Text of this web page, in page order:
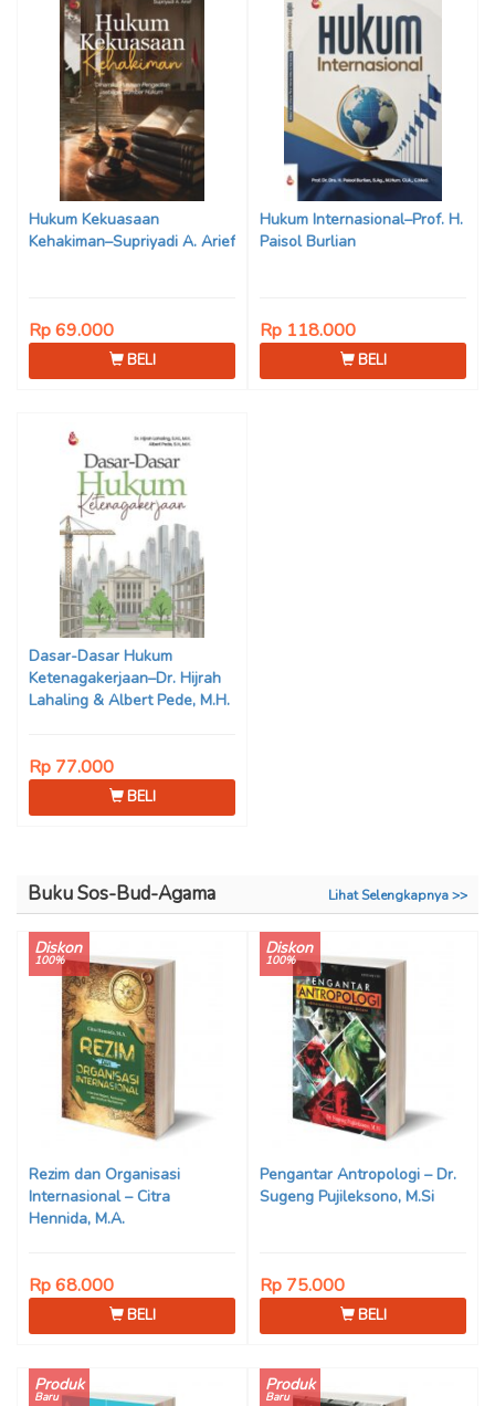
Hukum Kekuasaan
Kehakiman–Supriyadi A. Arief
Rp 69.000
BELI
Hukum Internasional–Prof. H.
Paisol Burlian
Rp 118.000
BELI
Dasar-Dasar Hukum
Ketenagakerjaan–Dr. Hijrah
Lahaling & Albert Pede, M.H.
Rp 77.000
BELI
Buku Sos-Bud-Agama Lihat Selengkapnya >>
Diskon
100%
Rezim dan Organisasi
Internasional – Citra
Hennida, M.A.
Rp 68.000
BELI
Diskon
100%
Pengantar Antropologi – Dr.
Sugeng Pujileksono, M.Si
Rp 75.000
BELI
Produk
Baru
Produk
Baru